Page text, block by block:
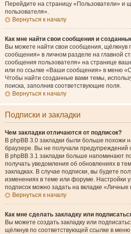
Перейдите на страницу «Пользователи» и
пользователя».
Вернуться к началу
Как мне найти свои сообщения и
Вы можете найти свои сообщения, щёлкнув
сообщения» в личном разделе на главной
сообщения пользователя» на странице
или по ссылке «Ваши сообщения» в меню
Чтобы найти созданные вами темы,
поиска, заполнив соответствующие поля.
Вернуться к началу
Подписки и закладки
Чем закладки отличаются от подписок?
В phpBB 3.0 закладки были больше похожи
браузере. Вы не получали
В phpBB 3.1 закладки больше напоминают
получать уведомления об обновлениях в
закладках. В случае подписки, вы будете
изменениях в теме или форуме. Настройки
подписок можно задать на вкладке «Личные
Вернуться к началу
Как мне сделать закладку или
Вы можете создать закладку или
щёлкнув по соответствующей ссылке в